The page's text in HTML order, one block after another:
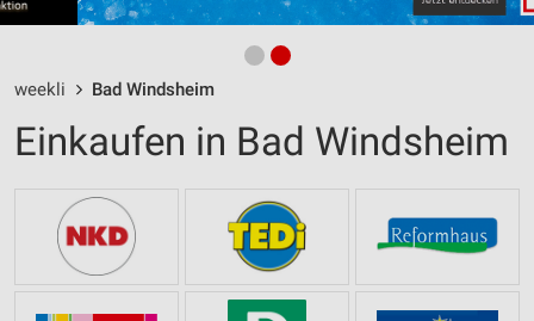
weekli Bad Windsheim
Einkaufen in Bad Windsheim